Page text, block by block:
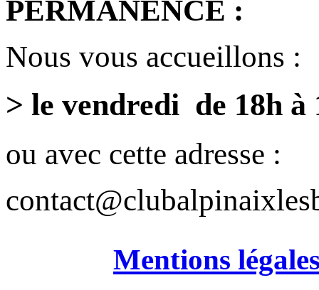
PERMANENCE :
Nous vous accueillons :
> le vendredi de 18h à
ou avec cette adresse :
Mentions